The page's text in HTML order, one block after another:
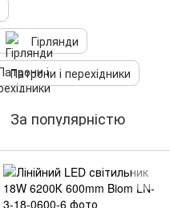
Гірлянди
Патрони і перехідники
За популярністю